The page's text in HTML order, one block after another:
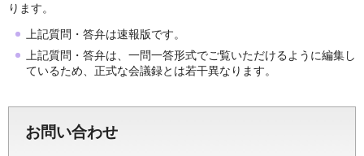
ります。
上記質問・答弁は速報版です。
上記質問・答弁は、一問一答形式でご覧いただけるように編集し
ているため、正式な会議録とは若干異なります。
お問い合わせ